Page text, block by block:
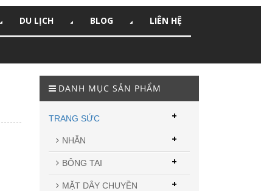
DU LỊCH BLOG LIÊN HỆ
DANH MỤC SẢN PHẨM
TRANG SỨC
NHẪN +
BÔNG TAI +
MẶT DÂY CHUYỀN +
+